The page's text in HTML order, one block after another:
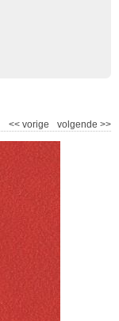
volgende >>
<< vorige